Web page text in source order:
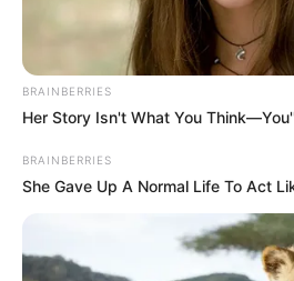
Azt is elmondtam az elnök
kormány tíz évre
vizsgálni az anyaországi
felhasználását.
Örömmel vettem elnök úr
Reményeim szerint még a
ellátogatok a felvidéki
BRAINBERRIES
Her Story Isn't What You
BRAINBERRIES
She Gave Up A Normal Life To Act